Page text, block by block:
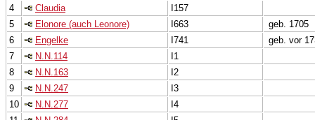
4
Claudia
I157
5
Elonore (auch Leonore) I663
geb. 1705
6
Engelke I741
geb. vor
7
N.N.114
I1
8
N.N.163
I2
9
N.N.247
I3
10
N.N.277
I4